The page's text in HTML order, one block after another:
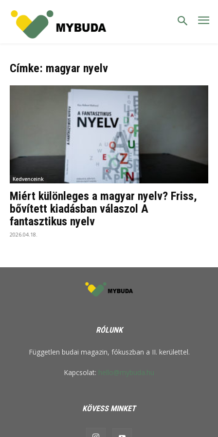
Címke: magyar nyelv
Kedvenceink
Miért különleges a magyar nyelv? Friss,
bővített kiadásban válaszol A
fantasztikus nyelv
2026.04.18.
RÓLUNK
Független budai magazin, fókuszban a II. kerülettel.
Kapcsolat: hello@mybuda.hu
KÖVESS MINKET